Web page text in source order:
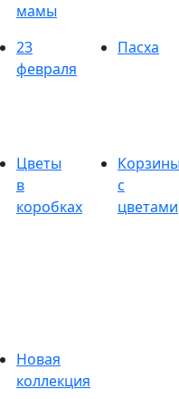
мамы
23
февраля
Пасха
Цветы
в
коробках
с
цветами
Новая
коллекция